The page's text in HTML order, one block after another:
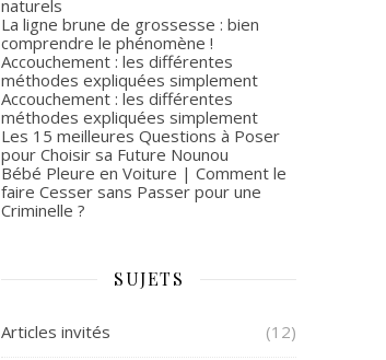
naturels
La ligne brune de grossesse : bien
comprendre le phénomène !
Accouchement : les différentes
méthodes expliquées simplement
Accouchement : les différentes
méthodes expliquées simplement
Les 15 meilleures Questions à Poser
pour Choisir sa Future Nounou
Bébé Pleure en Voiture | Comment le
faire Cesser sans Passer pour une
Criminelle ?
SUJETS
Articles invités (12)